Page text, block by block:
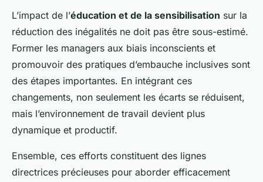
L’impact de l’éducation et de la sensibilisation sur la
réduction des inégalités ne doit pas être sous-estimé.
Former les managers aux biais inconscients et
promouvoir des pratiques d’embauche inclusives sont
des étapes importantes. En intégrant ces
changements, non seulement les écarts se réduisent,
mais l’environnement de travail devient plus
dynamique et productif.
Ensemble, ces efforts constituent des lignes
directrices précieuses pour aborder efficacement